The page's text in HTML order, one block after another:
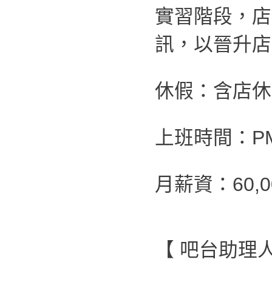
實習階段，
訊，以晉升
休假：含店
上班時間：
月薪資：
【 吧台助理